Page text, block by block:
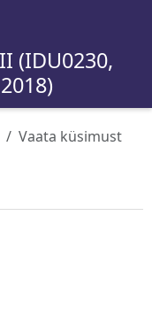
(IDU0230,
Vaata küsimust